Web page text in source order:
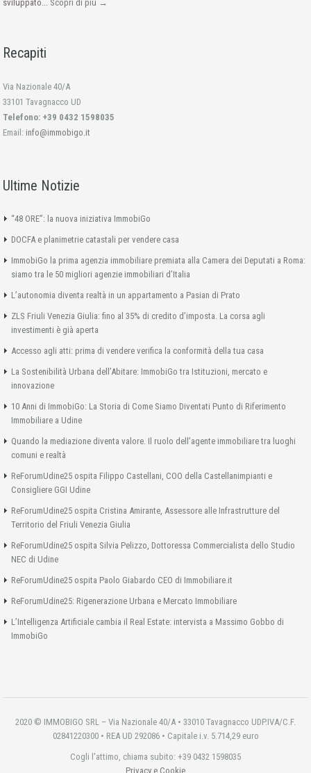
sviluppato... Scopri di più →
Recapiti
Via Nazionale 40/A
33101 Tavagnacco UD
Telefono: +39 0432 1598035
Email: info@immobigo.it
Ultime Notizie
“48 ORE”: la nuova iniziativa ImmobiGo
DOCFA e planimetrie catastali per vendere casa
ImmobiGo la prima agenzia immobiliare premiata alla Camera dei Deputati a Roma:
siamo tra le 50 migliori agenzie immobiliari d’Italia
L’autonomia diventa realtà in un appartamento a Pasian di Prato
ZLS Friuli Venezia Giulia: fino al 35% di credito d’imposta. La corsa agli
investimenti è già aperta
Accesso agli atti: prima di vendere verifica la conformità della tua casa
La Sostenibilità Urbana dell’Abitare: ImmobiGo tra Istituzioni, mercato e
innovazione
10 Anni di ImmobiGo: La Storia di Come Siamo Diventati Punto di Riferimento
Immobiliare a Udine
Quando la mediazione diventa valore. Il ruolo dell’agente immobiliare tra luoghi
comuni e realtà
ReForumUdine25 ospita Filippo Castellani, COO della Castellanimpianti e
Consigliere GGI Udine
ReForumUdine25 ospita Cristina Amirante, Assessore alle Infrastrutture del
Territorio del Friuli Venezia Giulia
ReForumUdine25 ospita Silvia Pelizzo, Dottoressa Commercialista dello Studio
NEC di Udine
ReForumUdine25 ospita Paolo Giabardo CEO di Immobiliare.it
ReForumUdine25: Rigenerazione Urbana e Mercato Immobiliare
L’Intelligenza Artificiale cambia il Real Estate: intervista a Massimo Gobbo di
ImmobiGo
2020 © IMMOBIGO SRL – Via Nazionale 40/A • 33010 Tavagnacco UDP.IVA/C.F.
02841220300 • REA UD 292086 • Capitale i.v. 5.714,29 euro
Cogli l'attimo, chiama subito: +39 0432 1598035
Privacy e Cookie